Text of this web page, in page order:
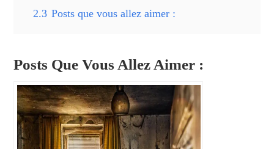
2.3 Posts que vous allez aimer :
Posts Que Vous Allez Aimer :